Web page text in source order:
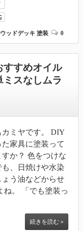
ウッドデッキ 塗装 0
すすめオイル
スなしムラ
カミヤです。 DIY
た家具に塗装って
すか？ 色をつけな
も、日焼けや水染
ょう油などからせ
ね。 「でも塗装っ
続きを読む »